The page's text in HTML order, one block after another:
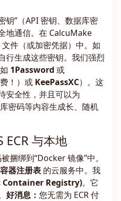
钥”（API 密钥、数据库密
地通信。在 CalcuMake
文件（或加密凭据）中。如
行生成这些密钥。我们强烈
1Password 或
！）或 KeePassXC）。这
安全性，并且可以为
密码等内容生成长、随机
ECR 与本地
捆绑到“Docker 镜像”中。
容器注册表 的云服务中。我
Container Registry)。它
好消息： 您无需为 ECR 付